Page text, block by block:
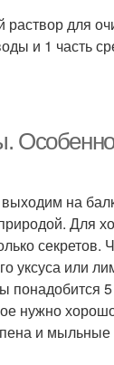
для
и 1 часть
на
Для
секретов.
уксуса или
5
нужно
и